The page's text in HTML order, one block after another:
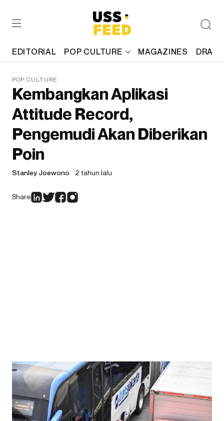
EDITORIAL POP CULTURE MAGAZINES
POP CULTURE
Kembangkan Aplikasi
Attitude Record,
Pengemudi Akan Diberikan
Poin
Stanley Joewono 2 tahun lalu
Share